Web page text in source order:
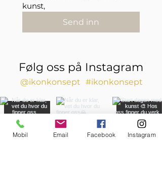
kunst,
Send inn
Følg oss på Instagram
#ikonkonsept
@ikonkonsept
Mobil Email Facebook Instagram